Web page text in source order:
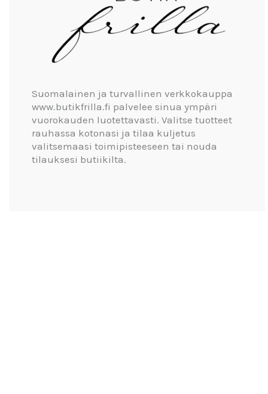
Suomalainen ja turvallinen verkkokauppa
www.butikfrilla.fi palvelee sinua ympäri
vuorokauden luotettavasti. Valitse tuotteet
rauhassa kotonasi ja tilaa kuljetus
valitsemaasi toimipisteeseen tai nouda
tilauksesi butiikilta.